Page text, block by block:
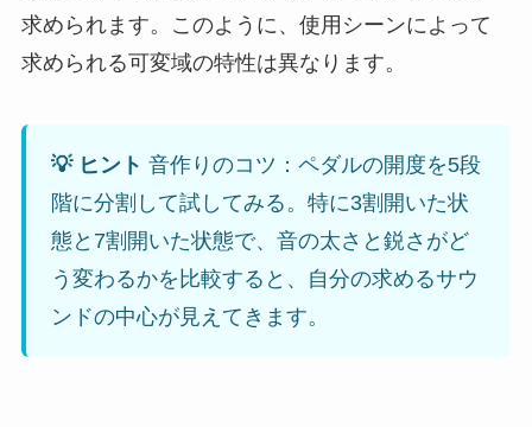
求められます。このように、使用シーンによって
求められる可変域の特性は異なります。
💡 ヒント 音作りのコツ：ペダルの開度を5段
階に分割して試してみる。特に3割開いた状
態と7割開いた状態で、音の太さと鋭さがど
う変わるかを比較すると、自分の求めるサウ
ンドの中心が見えてきます。